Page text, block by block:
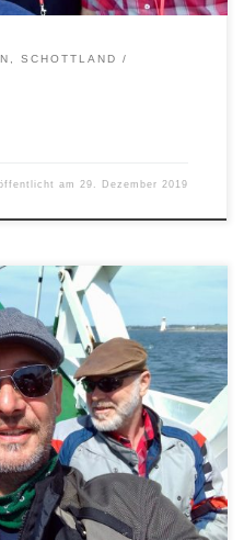
SCHOTTLAND
am29. Dezember 2019
fest. Es geht an der
So zumindest der
natürlich nicht
es schaffen, alle